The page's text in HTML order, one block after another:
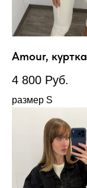
Amour, куртка
4 800 Руб.
размер S